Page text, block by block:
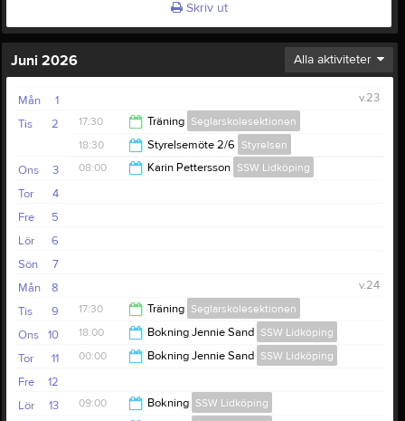
Skriv ut
Juni 2026 Alla aktiviteter
1
Mån
v.23
2
Tis 17:30 Träning Seglarskolesektionen
20:00
18:30 Styrelsemöte 2/6 Styrelsen
3
Ons 08:00 Karin Pettersson SSW Lidköping
4
Tor
5
Fre
6
Lör
7
Sön
8
Mån
v.24
9
Tis 17:30 Träning Seglarskolesektionen
20:00
10
Ons 18:00 Bokning Jennie Sand SSW Lidköping
11
Tor 00:00 Bokning Jennie Sand SSW Lidköping
02:00
12
Fre
13
Lör 09:00 Bokning SSW Lidköping